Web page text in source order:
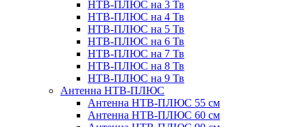
НТВ-ПЛЮС на 3 Тв
НТВ-ПЛЮС на 4 Тв
НТВ-ПЛЮС на 5 Тв
НТВ-ПЛЮС на 6 Тв
НТВ-ПЛЮС на 7 Тв
НТВ-ПЛЮС на 8 Тв
НТВ-ПЛЮС на 9 Тв
Антенна НТВ-ПЛЮС
Антенна НТВ-ПЛЮС 55 см
Антенна НТВ-ПЛЮС 60 см